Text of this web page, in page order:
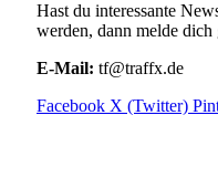
Hast du interessante
werden, dann melde dich
E-Mail: tf@traffx.de
Facebook X (Twitter)